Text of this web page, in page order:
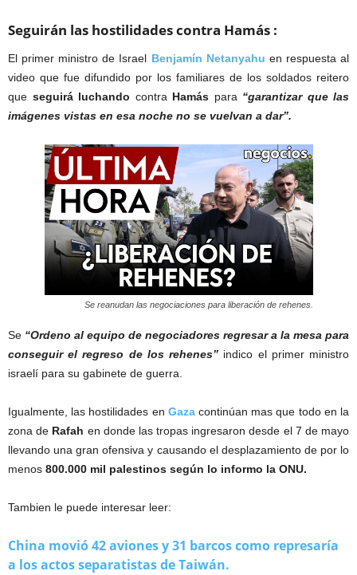
Seguirán las hostilidades contra Hamás :
El primer ministro de Israel Benjamín Netanyahu en respuesta al
video que fue difundido por los familiares de los soldados reitero
que seguirá luchando contra Hamás para “garantizar que las
imágenes vistas en esa noche no se vuelvan a dar”.
Se reanudan las negociaciones para liberación de rehenes.
Se “Ordeno al equipo de negociadores regresar a la mesa para
conseguir el regreso de los rehenes” indico el primer ministro
israelí para su gabinete de guerra.
Igualmente, las hostilidades en Gazacontinúan mas que todo en la
zona de Rafah en donde las tropas ingresaron desde el 7 de mayo
llevando una gran ofensiva y causando el desplazamiento de por lo
menos 800.000 mil palestinos según lo informo la ONU.
Tambien le puede interesar leer:
China movió 42 aviones y 31 barcos como represaría
a los actos separatistas de Taiwán.